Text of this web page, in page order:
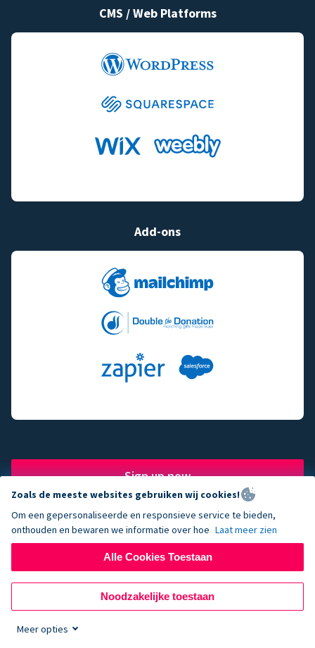
CMS / Web Platforms
Add-ons
Sign up now
The fundraising engine of
choice for successful
Zoals de meeste websites gebruiken wij cookies!
Om een gepersonaliseerde en responsieve service te bieden,
onthouden en bewaren we informatie over hoe Laat meer zien
Alle Cookies Toestaan
Noodzakelijke toestaan
Meer opties